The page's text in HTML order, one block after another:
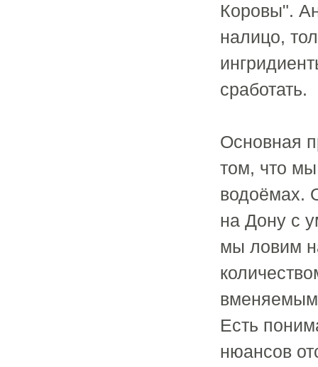
Коровы".
налицо,
сработать.
Основная
том, что
водоёмах.
на Дону с
мы ловим
Есть
нюансов